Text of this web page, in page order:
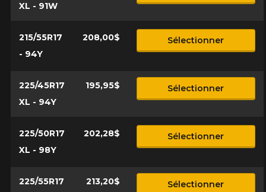
XL - 91W
215/55R17
- 94Y
208,00$ Sélectionner
225/45R17
XL - 94Y
195,95$ Sélectionner
225/50R17
XL - 98Y
202,28$ Sélectionner
225/55R17
213,20$ Sélectionner